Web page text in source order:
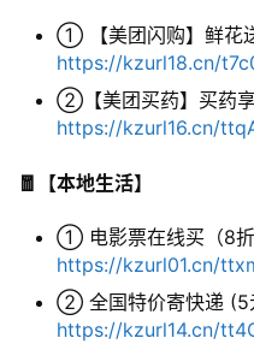
费
程
① 【美团闪购】鲜花
https://kzurl18.cn/
②【美团买药】买药享
https://kzurl16.cn/
🧧【本地生活】
① 电影票在线买（8折
https://kzurl01.cn/
② 全国特价寄快递 (5
https://kzurl14.cn/